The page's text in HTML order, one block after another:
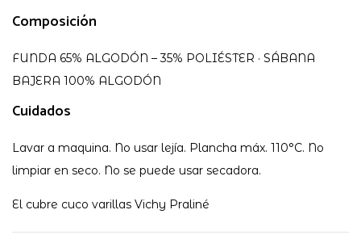
Composición
FUNDA 65% ALGODÓN – 35% POLIÉSTER · SÁBANA
BAJERA 100% ALGODÓN
Cuidados
Lavar a maquina. No usar lejía. Plancha máx. 110°C. No
limpiar en seco. No se puede usar secadora.
El cubre cuco varillas Vichy Praliné